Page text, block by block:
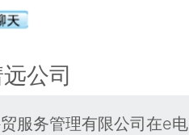
公司
服务管理有限公司在e电